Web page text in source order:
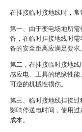
在挂接临时接地线时，常
第一、由于变电场地所
备，在临时挂接地线时
备的安全距离应满足要求
第二，在挂接临时接地
感应电、工具的绝缘性
可逆的机械性损伤。
第三、临时接地线挂接
影响停送电时间，使用
成本。